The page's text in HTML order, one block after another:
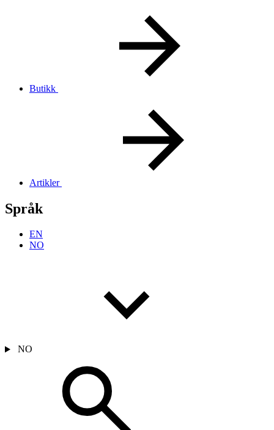
Butikk
Artikler
Språk
EN
NO
NO